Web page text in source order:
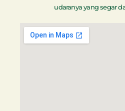
udaranya yang segar